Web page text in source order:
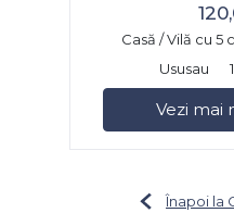
Casă / Vilă cu
Ususau
Vezi mai
Înapoi la